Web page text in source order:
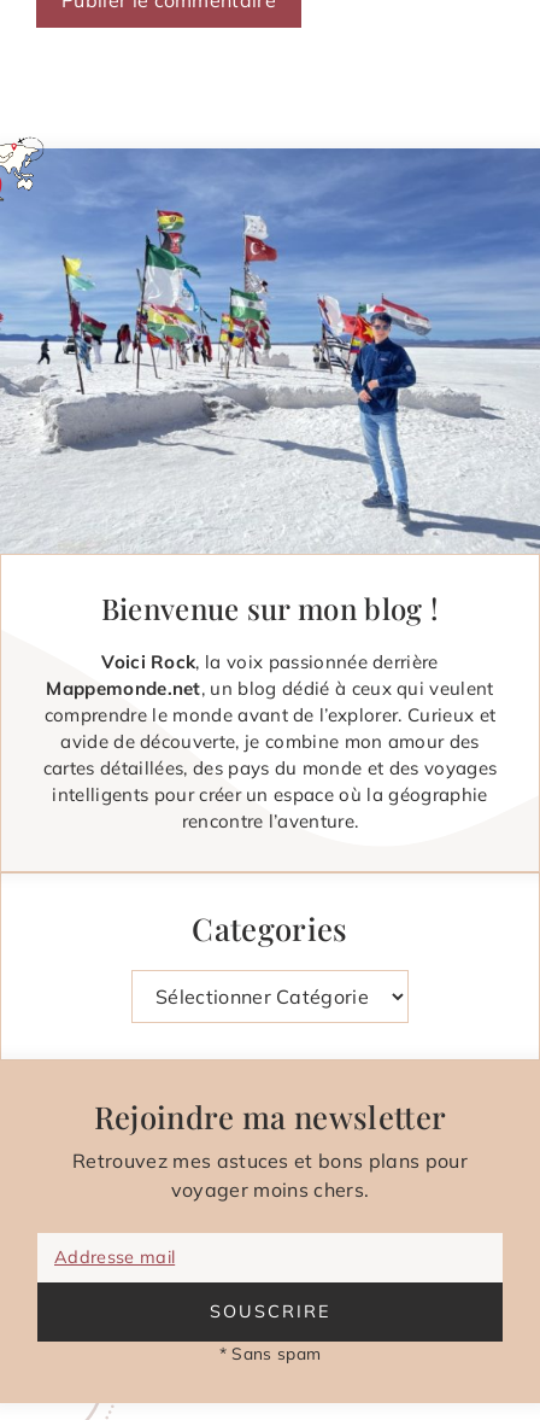
Bienvenue sur mon blog !
Voici Rock, la voix passionnée derrière
Mappemonde.net, un blog dédié à ceux qui veulent
comprendre le monde avant de l’explorer. Curieux et
avide de découverte, je combine mon amour des
cartes détaillées, des pays du monde et des voyages
intelligents pour créer un espace où la géographie
rencontre l’aventure.
Categories
Catégories
Rejoindre ma newsletter
Retrouvez mes astuces et bons plans pour
voyager moins chers.
Addresse mail
SOUSCRIRE
* Sans spam